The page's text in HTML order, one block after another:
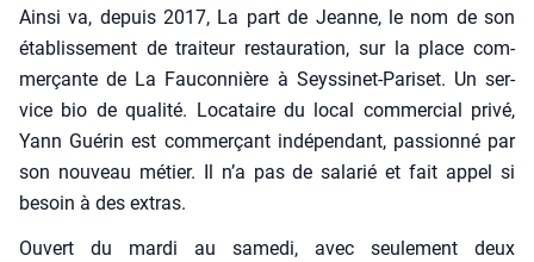
Ain­si va, depuis 2017, La part de Jeanne, le nom de son
éta­blis­se­ment de trai­teur res­tau­ra­tion, sur la place com­
mer­çante de La Fau­con­nière à Seys­si­net-Pari­set. Un ser­
vice bio de qua­li­té. Loca­taire du local com­mer­cial pri­vé,
Yann Gué­rin est com­mer­çant indé­pen­dant, pas­sion­né par
son nou­veau métier. Il n’a pas de sala­rié et fait appel si
besoin à des extras.
Ouvert du mar­di au same­di, avec seule­ment deux